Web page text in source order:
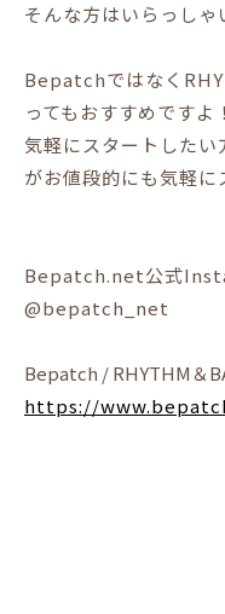
そんな方はいらっしゃ
Bepatchではなく
ってもおすすめですよ！
気軽にスタートした
がお値段的にも気軽
Bepatch.net公式
@bepatch_net
Bepatch / RHYTHM＆
https://